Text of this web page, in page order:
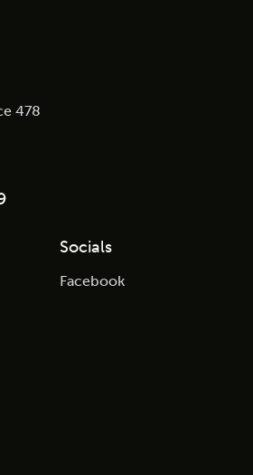
478
Socials
Facebook